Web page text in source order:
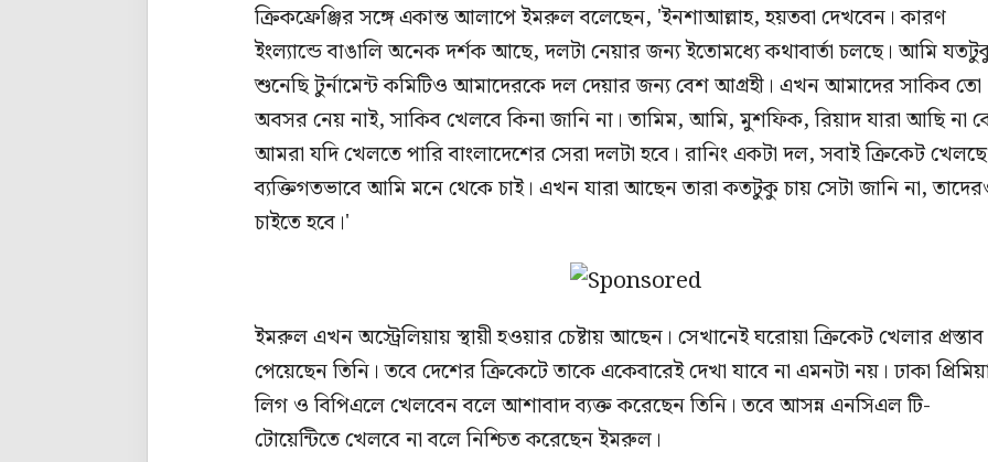
ক্রিকফ্রেঞ্জির সঙ্গে একান্ত আলাপে ইমরুল বলেছেন, 'ইনশাআল্লাহ, হয়তবা দেখবেন। কারণ
ইংল্যান্ডে বাঙালি অনেক দর্শক আছে, দলটা নেয়ার জন্য ইতোমধ্যে কথাবার্তা চলছে। আমি
শুনেছি টুর্নামেন্ট কমিটিও আমাদেরকে দল দেয়ার জন্য বেশ আগ্রহী। এখন আমাদের সাকিব তো
অবসর নেয় নাই, সাকিব খেলবে কিনা জানি না। তামিম, আমি, মুশফিক, রিয়াদ যারা আছি না
আমরা যদি খেলতে পারি বাংলাদেশের সেরা দলটা হবে। রানিং একটা দল, সবাই ক্রিকেট
ব্যক্তিগতভাবে আমি মনে থেকে চাই। এখন যারা আছেন তারা কতটুকু চায় সেটা জানি না,
চাইতে হবে।'
ইমরুল এখন অস্ট্রেলিয়ায় স্থায়ী হওয়ার চেষ্টায় আছেন। সেখানেই ঘরোয়া ক্রিকেট খেলার প্রস্তাব
পেয়েছেন তিনি। তবে দেশের ক্রিকেটে তাকে একেবারেই দেখা যাবে না এমনটা নয়। ঢাকা
লিগ ও বিপিএলে খেলবেন বলে আশাবাদ ব্যক্ত করেছেন তিনি। তবে আসন্ন এনসিএল টি-
টোয়েন্টিতে খেলবে না বলে নিশ্চিত করেছেন ইমরুল।